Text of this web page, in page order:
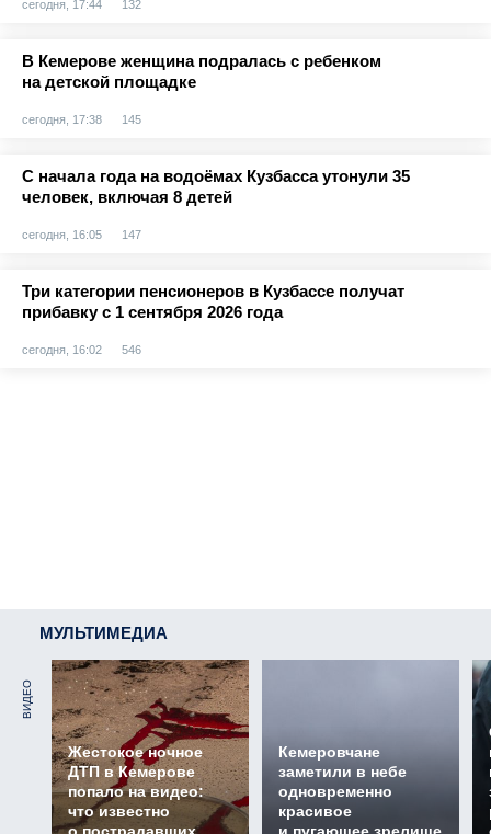
сегодня, 17:44 132
В Кемерове женщина подралась с ребенком
на детской площадке
сегодня, 17:38 145
С начала года на водоёмах Кузбасса утонули 35
человек, включая 8 детей
сегодня, 16:05 147
Три категории пенсионеров в Кузбассе получат
прибавку с 1 сентября 2026 года
сегодня, 16:02 546
МУЛЬТИМЕДИА
ВИДЕО
Жестокое ночное
ДТП в Кемерове
попало на видео:
что известно
Кемеровчане
заметили в небе
одновременно
красивое